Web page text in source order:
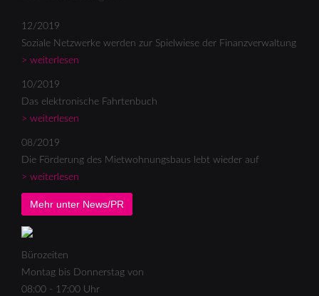
12/2019
Soziale Netzwerke werden zur Spielwiese der Finanzverwaltung
> weiterlesen
10/2019
Das elektronische Fahrtenbuch
> weiterlesen
08/2019
Die Förderung des Mietwohnungsbaus lebt wieder auf
> weiterlesen
Mehr unter News/PR
Bürozeiten
Montag bis Donnerstag von
08:00 - 17:00 Uhr